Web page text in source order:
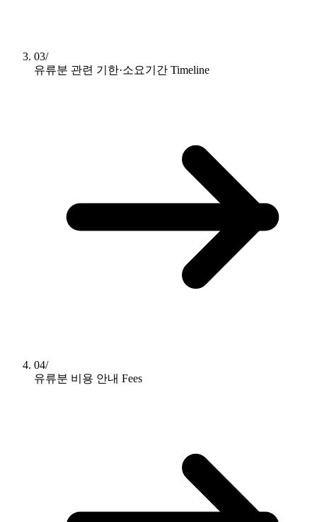
03/
유류분 관련 기한·소요기간 Timeline
04/
유류분 비용 안내 Fees